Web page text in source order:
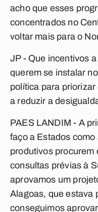
acho que esses
concentrados no
voltar mais para o
JP - Que incentivos
querem se instalar
política para
a reduzir a
PAES LANDIM - A
faço a Estados
produtivos procurem
consultas prévias à
aprovamos um
Alagoas, que estava
conseguimos